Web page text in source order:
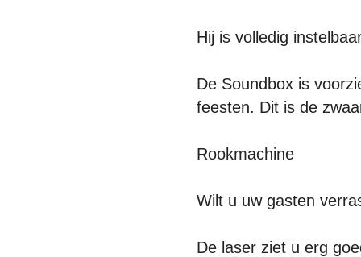
Hij is volledig
De Soundbox is
feesten. Dit is de
Rookmachine
Wilt u uw gasten
De laser ziet u erg